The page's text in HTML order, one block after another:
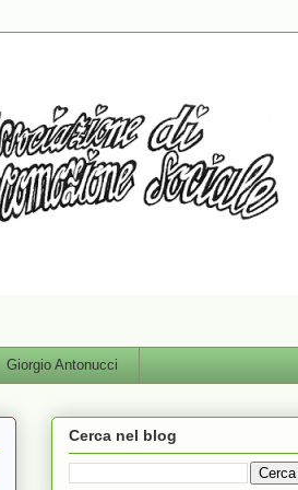
Giorgio Antonucci
Cerca nel blog